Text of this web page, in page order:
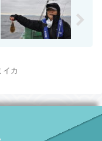
イカ